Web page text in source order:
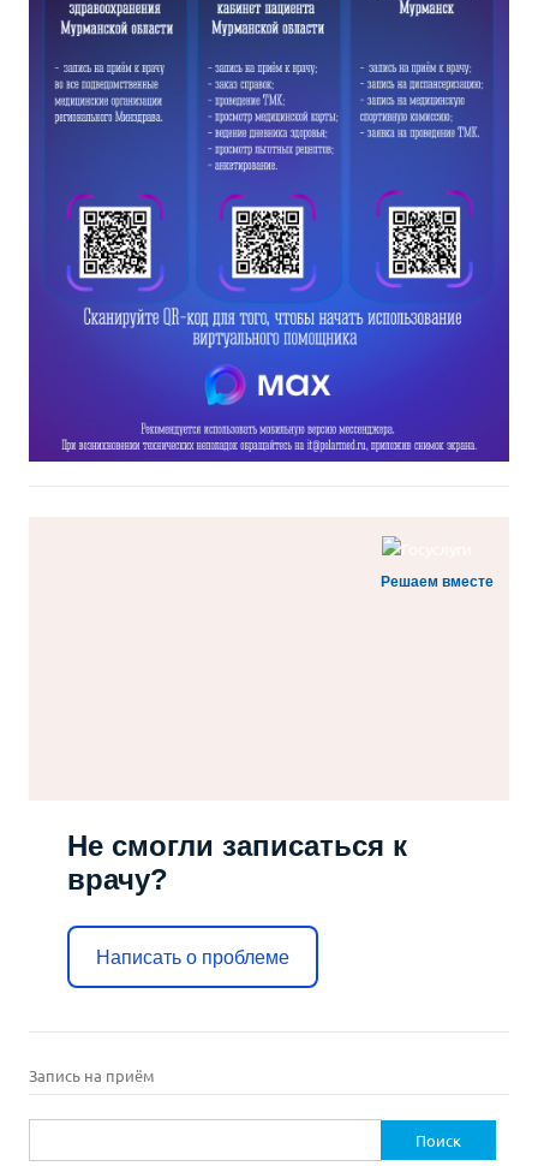
Решаем вместе
Не смогли записаться к
врачу?
Написать о проблеме
Запись на приём